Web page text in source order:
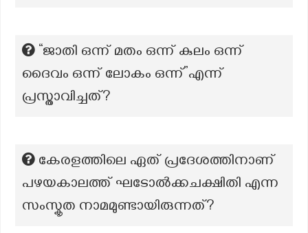
“ജാതി ഒന്ന് മതം ഒന്ന് കുലം ഒന്ന്
ദൈവം ഒന്ന് ലോകം ഒന്ന്”എന്ന്
പ്രസ്താവിച്ചത്?
കേരളത്തിലെ ഏത് പ്രദേശത്തിനാണ്
പഴയകാലത്ത് ഘടോൽക്കചക്ഷിതി എന്ന
സംസ്കൃത നാമമുണ്ടായിരുന്നത്?